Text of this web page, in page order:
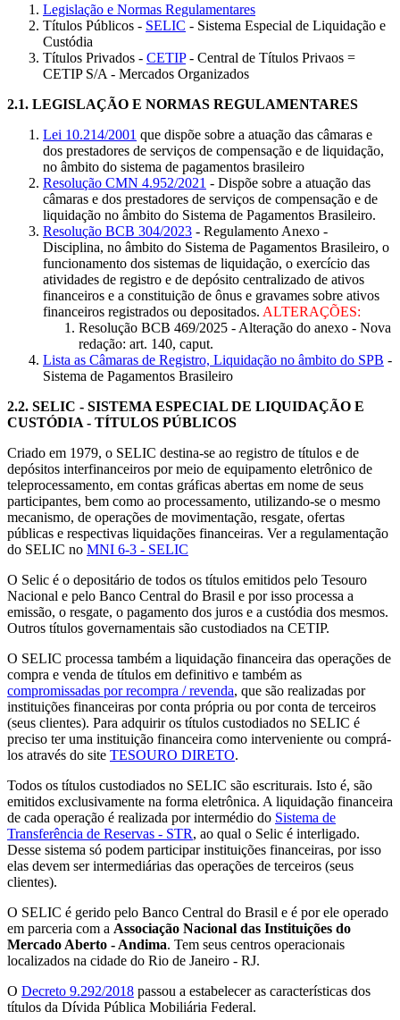
Legislação e Normas Regulamentares
Títulos Públicos - SELIC - Sistema Especial de Liquidação e
Custódia
Títulos Privados - CETIP- Central de Títulos Privaos =
CETIP S/A - Mercados Organizados
2.1. LEGISLAÇÃO E NORMAS REGULAMENTARES
Lei 10.214/2001 que dispõe sobre a atuação das câmaras e
dos prestadores de serviços de compensação e de liquidação,
no âmbito do sistema de pagamentos brasileiro
Resolução CMN 4.952/2021 - Dispõe sobre a atuação das
câmaras e dos prestadores de serviços de compensação e de
liquidação no âmbito do Sistema de Pagamentos Brasileiro.
Resolução BCB 304/2023 - Regulamento Anexo -
Disciplina, no âmbito do Sistema de Pagamentos Brasileiro, o
funcionamento dos sistemas de liquidação, o exercício das
atividades de registro e de depósito centralizado de ativos
financeiros e a constituição de ônus e gravames sobre ativos
financeiros registrados ou depositados. ALTERAÇÕES:
Resolução BCB 469/2025 - Alteração do anexo - Nova
redação: art. 140, caput.
Lista as Câmaras de Registro, Liquidação no âmbito do SPB -
Sistema de Pagamentos Brasileiro
2.2. SELIC - SISTEMA ESPECIAL DE LIQUIDAÇÃO E
CUSTÓDIA - TÍTULOS PÚBLICOS
Criado em 1979, o SELIC destina-se ao registro de títulos e de
depósitos interfinanceiros por meio de equipamento eletrônico de
teleprocessamento, em contas gráficas abertas em nome de seus
participantes, bem como ao processamento, utilizando-se o mesmo
mecanismo, de operações de movimentação, resgate, ofertas
públicas e respectivas liquidações financeiras. Ver a regulamentação
do SELIC no MNI 6-3 - SELIC
O Selic é o depositário de todos os títulos emitidos pelo Tesouro
Nacional e pelo Banco Central do Brasil e por isso processa a
emissão, o resgate, o pagamento dos juros e a custódia dos mesmos.
Outros títulos governamentais são custodiados na CETIP.
O SELIC processa também a liquidação financeira das operações de
compra e venda de títulos em definitivo e também as
compromissadas por recompra / revenda, que são realizadas por
instituições financeiras por conta própria ou por conta de terceiros
(seus clientes). Para adquirir os títulos custodiados no SELIC é
preciso ter uma instituição financeira como interveniente ou comprá-
los através do site TESOURO DIRETO.
Todos os títulos custodiados no SELIC são escriturais. Isto é, são
emitidos exclusivamente na forma eletrônica. A liquidação financeira
de cada operação é realizada por intermédio do Sistema de
Transferência de Reservas - STR, ao qual o Selic é interligado.
Desse sistema só podem participar instituições financeiras, por isso
elas devem ser intermediárias das operações de terceiros (seus
clientes).
O SELIC é gerido pelo Banco Central do Brasil e é por ele operado
em parceria com a Associação Nacional das Instituições do
Mercado Aberto - Andima. Tem seus centros operacionais
localizados na cidade do Rio de Janeiro - RJ.
O Decreto 9.292/2018 passou a estabelecer as características dos
títulos da Dívida Pública Mobiliária Federal.